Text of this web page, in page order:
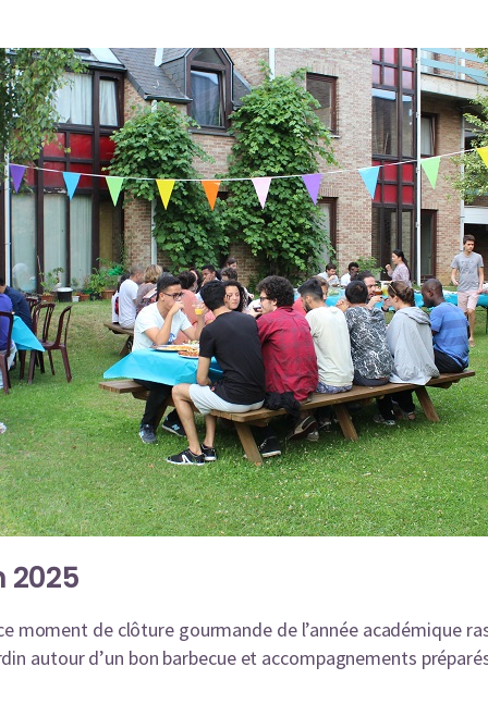
2025
moment de clôture gourmande de l’année académique
autour d’un bon barbecue et accompagnements